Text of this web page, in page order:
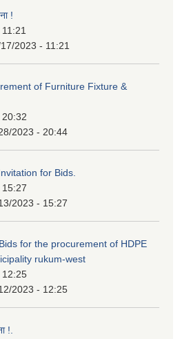
!
2023 - 11:21
of Furniture Fixture &
2023 - 20:44
Invitation for Bids.
2023 - 15:27
for the procurement of HDPE
rukum-west
2023 - 12:25
!.